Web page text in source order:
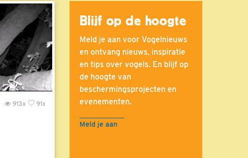
91x
913x
Blijf op de hoogte
Meld je aan voor Vogelnieuws
en ontvang nieuws, inspiratie
en tips over vogels. En blijf op
de hoogte van
beschermingsprojecten en
evenementen.
Meld je aan